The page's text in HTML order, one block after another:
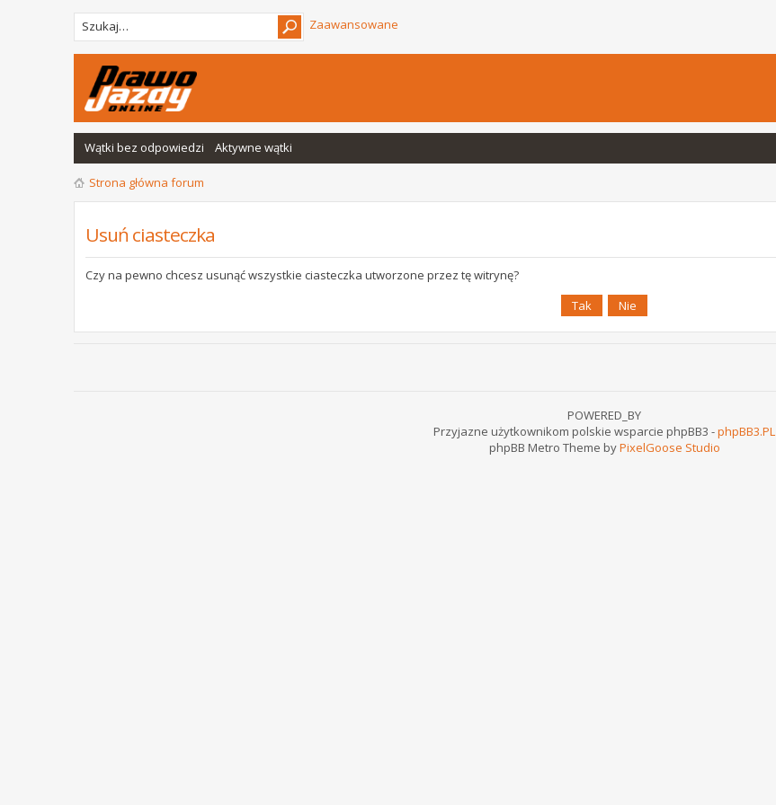
Zaawansowane
Wątki bez odpowiedzi Aktywne wątki
Strona główna forum
Usuń ciasteczka
Czy na pewno chcesz usunąć wszystkie ciasteczka utworzone przez tę witrynę?
POWERED_BY
Przyjazne użytkownikom polskie wsparcie phpBB3 -phpBB3.PL
phpBB Metro Theme byPixelGoose Studio